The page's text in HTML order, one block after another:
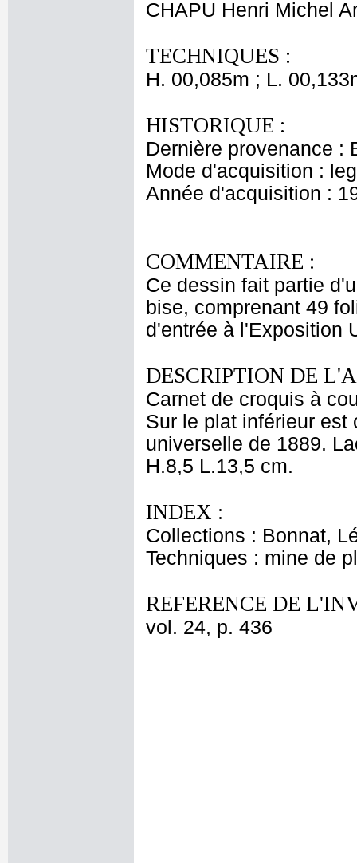
CHAPU Henri Michel
TECHNIQUES :
H. 00,085m ; L.
HISTORIQUE :
Dernière provenance :
Mode d'acquisition :
Année d'acquisition :
COMMENTAIRE :
Ce dessin fait partie
bise, comprenant 49
d'entrée à l'Exposition
DESCRIPTION DE
Carnet de croquis à
Sur le plat inférieur
universelle de 1889.
H.8,5 L.13,5 cm.
INDEX :
Collections : Bonnat,
Techniques : mine de
REFERENCE DE
vol. 24, p. 436